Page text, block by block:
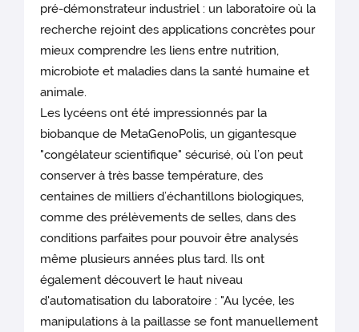
pré-démonstrateur industriel : un laboratoire où la
recherche rejoint des applications concrètes pour
mieux comprendre les liens entre nutrition,
microbiote et maladies dans la santé humaine et
animale.
Les lycéens ont été impressionnés par la
biobanque de MetaGenoPolis, un gigantesque
"congélateur scientifique" sécurisé, où l’on peut
conserver à très basse température, des
centaines de milliers d’échantillons biologiques,
comme des prélèvements de selles, dans des
conditions parfaites pour pouvoir être analysés
même plusieurs années plus tard. Ils ont
également découvert le haut niveau
d'automatisation du laboratoire : "Au lycée, les
manipulations à la paillasse se font manuellement